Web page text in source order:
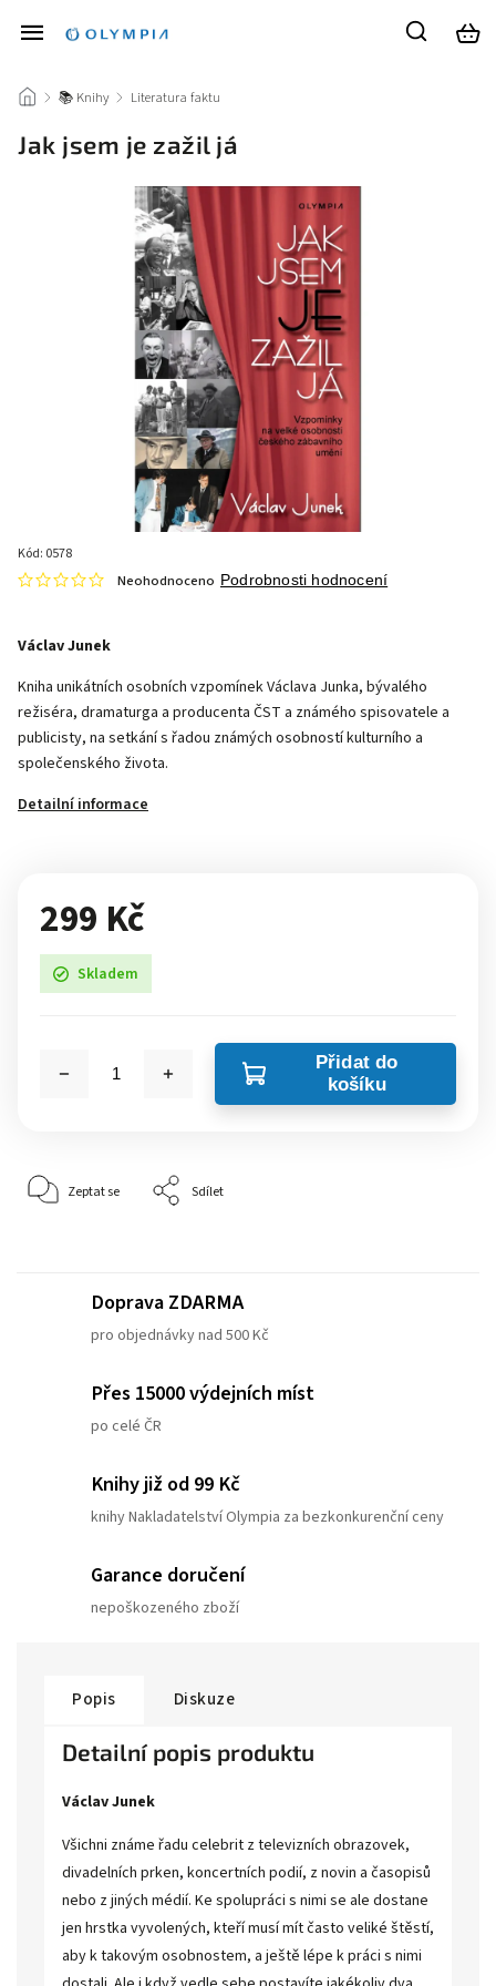
/ 📚 Knihy / Literatura faktu
Jak jsem je zažil já
Kód: 0578
Neohodnoceno Podrobnosti hodnocení
Václav Junek
Kniha unikátních osobních vzpomínek Václava Junka, bývalého
režiséra, dramaturga a producenta ČST a známého spisovatele a
publicisty, na setkání s řadou známých osobností kulturního a
společenského života.
Detailní informace
299 Kč
Skladem
Přidat do
košíku
Zeptat se Sdílet
Doprava ZDARMA
pro objednávky nad 500 Kč
Přes 15000 výdejních míst
po celé ČR
Knihy již od 99 Kč
knihy Nakladatelství Olympia za bezkonkurenční ceny
Garance doručení
nepoškozeného zboží
Popis Diskuze
Detailní popis produktu
Václav Junek
Všichni známe řadu celebrit z televizních obrazovek,
divadelních prken, koncertních podií, z novin a časopisů
nebo z jiných médií. Ke spolupráci s nimi se ale dostane
jen hrstka vyvolených, kteří musí mít často veliké štěstí,
aby k takovým osobnostem, a ještě lépe k práci s nimi